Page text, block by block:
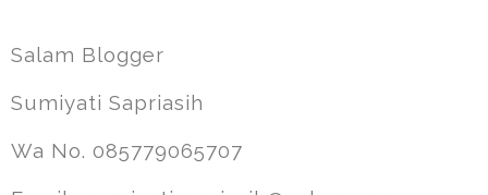
Salam Blogger
Sumiyati Sapriasih
Wa No. 085779065707